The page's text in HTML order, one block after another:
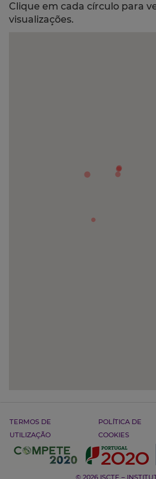
Clique em cada círculo para
visualizações.
TERMOS DE
UTILIZAÇÃO
POLÍTICA DE
COOKIES